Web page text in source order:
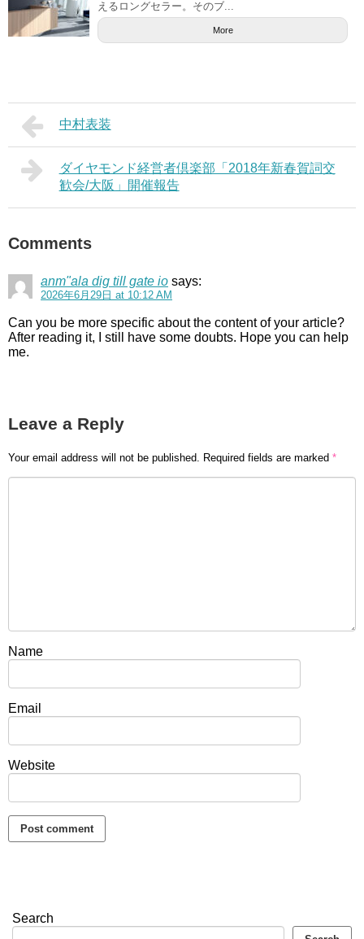
えるロングセラー。そのブ...
More
中村表装
ダイヤモンド経営者倶楽部「2018年新春賀詞交
歓会/大阪」開催報告
Comments
anm"ala dig till gate io says:
2026年6月29日 at 10:12 AM
Can you be more specific about the content of your article?
After reading it, I still have some doubts. Hope you can help
me.
Leave a Reply
Your email address will not be published. Required fields are marked *
Name
Email
Website
Search